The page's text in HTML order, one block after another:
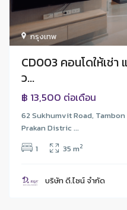
กรุงเทพ
CD003 คอนโดให้เช่
ว...
฿ 13,500 ต่อเดือน
62 Sukhumvit Road,
Prakan Distric ...
1
35 m2
บริษัท ดี.ไซน์ จํากัด